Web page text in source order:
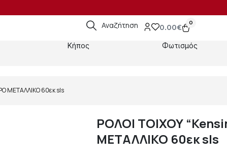
Αναζήτηση 0.00€
0
Κήπος Φωτισμός
ΜΕΤΑΛΛΙΚΟ 60εκ sls
ΡΟΛΟΙ ΤΟΙΧΟΥ
ΜΕΤΑΛΛΙΚΟ 60εκ sls